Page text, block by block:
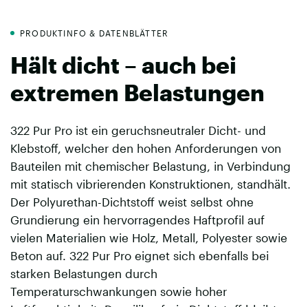
PRODUKTINFO & DATENBLÄTTER
Hält dicht – auch bei
extremen Belastungen
322 Pur Pro ist ein geruchsneutraler Dicht- und
Klebstoff, welcher den hohen Anforderungen von
Bauteilen mit chemischer Belastung, in Verbindung
mit statisch vibrierenden Konstruktionen, standhält.
Der Polyurethan-Dichtstoff weist selbst ohne
Grundierung ein hervorragendes Haftprofil auf
vielen Materialien wie Holz, Metall, Polyester sowie
Beton auf. 322 Pur Pro eignet sich ebenfalls bei
starken Belastungen durch
Temperaturschwankungen sowie hoher